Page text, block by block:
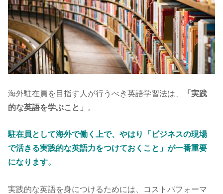
海外駐在員を目指す人が行うべき英語学習法は、
「実践
的な英語を学ぶこと」 。
駐在員として海外で働く上で、やはり「ビジネスの現場
で活きる実践的な英語力をつけておくこと」が一番重要
になります。
実践的な英語を身につけるためには、コストパフォーマ